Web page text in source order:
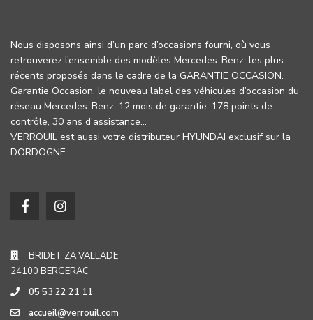
Nous disposons ainsi d’un parc d’occasions fourni, où vous
retrouverez l’ensemble des modèles Mercedes-Benz, les plus
récents proposés dans le cadre de la GARANTIE OCCASION.
Garantie Occasion, le nouveau label des véhicules d’occasion du
réseau Mercedes-Benz. 12 mois de garantie, 178 points de
contrôle, 30 ans d’assistance…
VERROUIL est aussi votre distributeur HYUNDAÏ exclusif sur la
DORDOGNE.
BRIDET ZA VALLADE
24100 BERGERAC
05 53 22 21 11
accueil@verrouil.com